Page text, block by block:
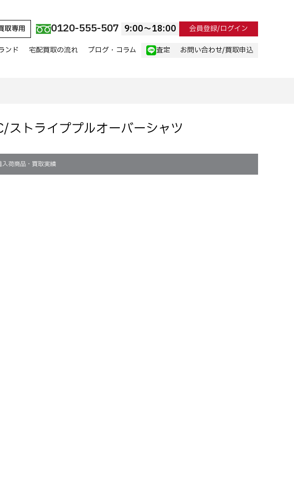
取専用 0120-555-507 9:00〜18:00 会員登録/ログイン
ンド 宅配買取の流れ ブログ・コラム 査定 お問い合わせ/買取申込
トライププルオーバーシャツ
入荷商品・買取実績